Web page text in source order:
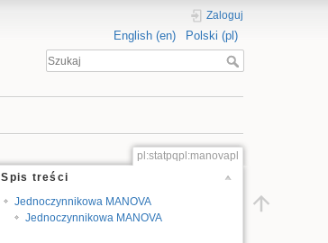
English (en) Polski (pl)
Zaloguj
pl:statpqpl:manovapl
Spis treści
Jednoczynnikowa MANOVA
Jednoczynnikowa MANOVA